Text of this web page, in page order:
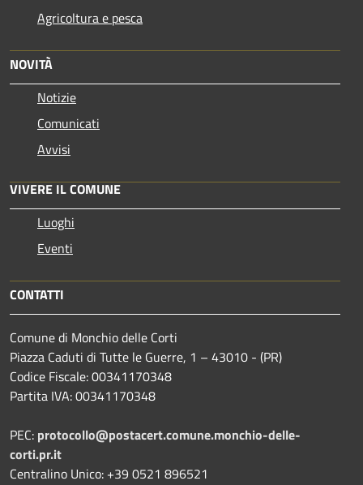
Agricoltura e pesca
NOVITÀ
Notizie
Comunicati
Avvisi
VIVERE IL COMUNE
Luoghi
Eventi
CONTATTI
Comune di Monchio delle Corti
Piazza Caduti di Tutte le Guerre, 1 – 43010 - (PR)
Codice Fiscale: 00341170348
Partita IVA: 00341170348
PEC: protocollo@postacert.comune.monchio-delle-
corti.pr.it
Centralino Unico: +39 0521 896521